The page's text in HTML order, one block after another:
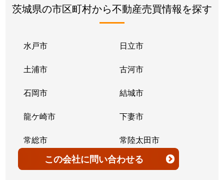
茨城県の市区町村から不動産売買情報を探す
水戸市 日立市
土浦市 古河市
石岡市 結城市
龍ケ崎市 下妻市
常総市 常陸太田市
高萩市 北茨城市
この会社に問い合わせる